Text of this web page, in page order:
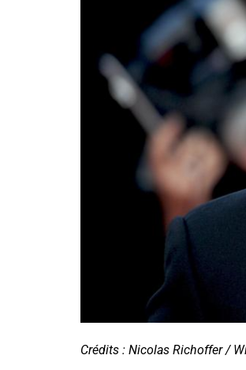
Crédits : Nicolas Richoffer /